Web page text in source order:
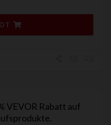
VEVOR Rabatt auf